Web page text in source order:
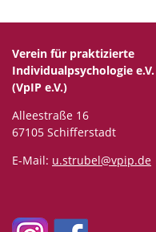
Verein für praktizierte
Individualpsychologie e.V.
(VpIP e.V.)
Alleestraße 16
67105 Schifferstadt
E-Mail: u.strubel@vpip.de